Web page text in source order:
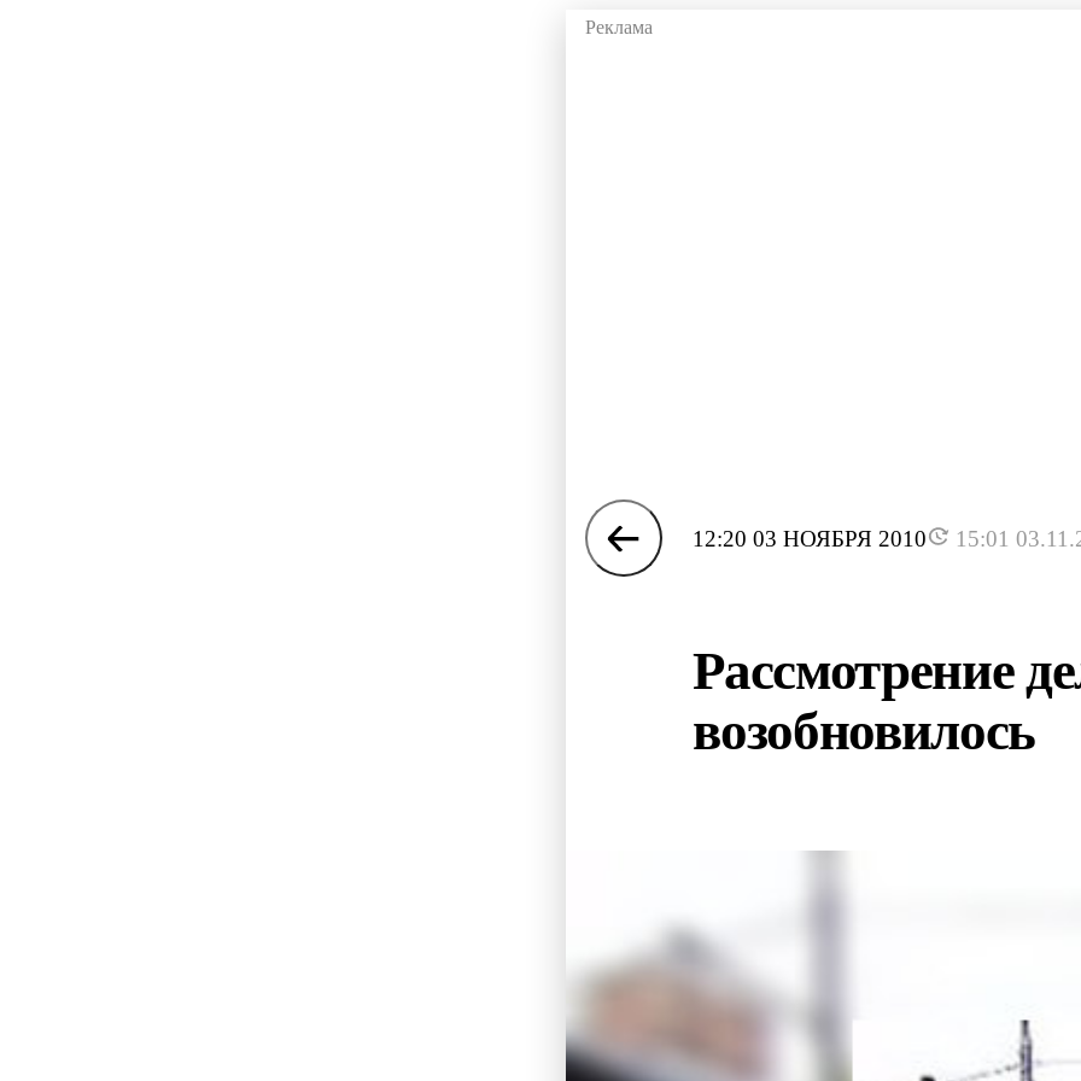
12:20 03 НОЯБРЯ 2010 15:01
Рассмотрение
возобновилось